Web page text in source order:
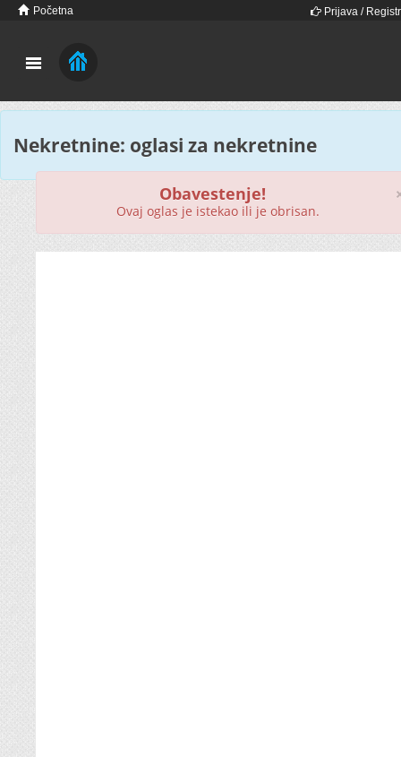
Početna Prijava /
Nekretnine: oglasi za nekretnine
Obavestenje!
Ovaj oglas je istekao ili je obrisan.